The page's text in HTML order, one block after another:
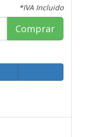
*IVA Incluido
Comprar